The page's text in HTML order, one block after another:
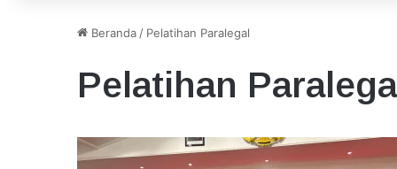
Beranda / Pelatihan Paralegal
Pelatihan